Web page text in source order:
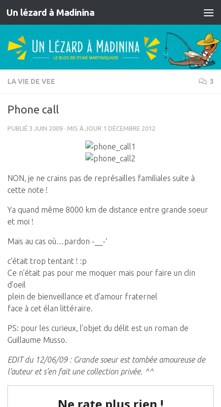
Skip to content
Un lézard à Madinina
LA VIE DE VEE 3
Phone call
PUBLIÉ 3 JUIN 2009 · MIS À JOUR 1 DÉCEMBRE 2012
NON, je ne crains pas de représailles familiales suite à
cette note !
Ya quand même 8000 km de distance entre grande soeur
et moi !
Mais au cas où…pardon -__-‘
c’était trop tentant ! :p
Ce n’était pas pour me moquer mais pour faire un clin
d’oeil
plein de bienveillance et d’amour fraternel
face à cet élan littéraire.
PS: pour les curieux, l’objet du délit est un roman de
Guillaume Musso.
EDIT du 12/06/09 : Grande soeur est tombée amoureuse de
l’auteur et s’en fait une collection privée. ^^